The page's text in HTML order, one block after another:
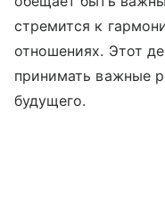
стремится к
отношениях. Этот
принимать важные
будущего.